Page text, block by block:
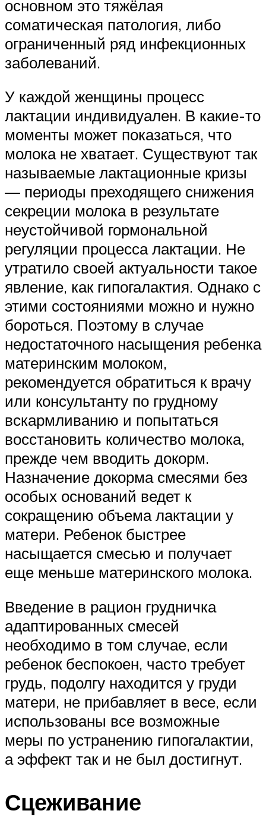
основном это тяжёлая
соматическая патология, либо
ограниченный ряд инфекционных
заболеваний.
У каждой женщины процесс
лактации индивидуален. В какие-то
моменты может показаться, что
молока не хватает. Существуют так
называемые лактационные кризы
— периоды преходящего снижения
секреции молока в результате
неустойчивой гормональной
регуляции процесса лактации. Не
утратило своей актуальности такое
явление, как гипогалактия. Однако с
этими состояниями можно и нужно
бороться. Поэтому в случае
недостаточного насыщения ребенка
материнским молоком,
рекомендуется обратиться к врачу
или консультанту по грудному
вскармливанию и попытаться
восстановить количество молока,
прежде чем вводить докорм.
Назначение докорма смесями без
особых оснований ведет к
сокращению объема лактации у
матери. Ребенок быстрее
насыщается смесью и получает
еще меньше материнского молока.
Введение в рацион грудничка
адаптированных смесей
необходимо в том случае, если
ребенок беспокоен, часто требует
грудь, подолгу находится у груди
матери, не прибавляет в весе, если
использованы все возможные
меры по устранению гипогалактии,
а эффект так и не был достигнут.
Сцеживание